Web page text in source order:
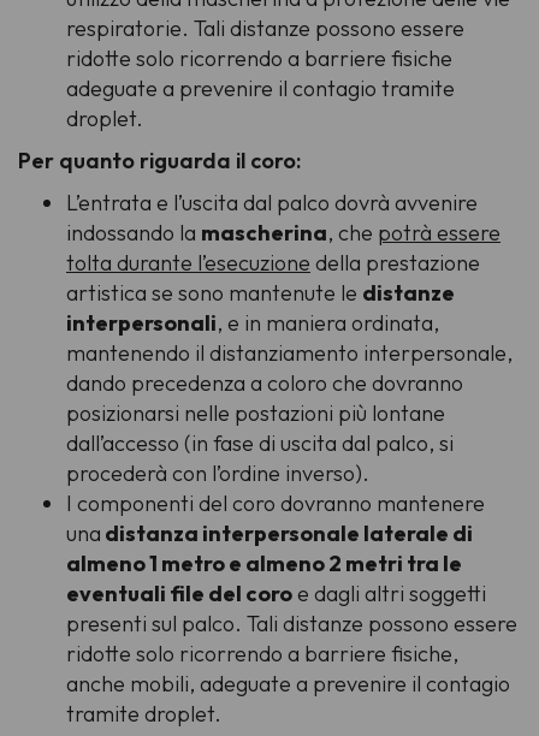
respiratorie. Tali distanze possono essere
ridotte solo ricorrendo a barriere fisiche
adeguate a prevenire il contagio tramite
droplet.
Per quanto riguarda il coro:
L’entrata e l’uscita dal palco dovrà avvenire
indossando la mascherina, che potrà essere
tolta durante l’esecuzione della prestazione
artistica se sono mantenute le distanze
interpersonali, e in maniera ordinata,
mantenendo il distanziamento interpersonale,
dando precedenza a coloro che dovranno
posizionarsi nelle postazioni più lontane
dall’accesso (in fase di uscita dal palco, si
procederà con l’ordine inverso).
I componenti del coro dovranno mantenere
una distanza interpersonale laterale di
almeno 1 metro e almeno 2 metri tra le
eventuali file del coroe dagli altri soggetti
presenti sul palco. Tali distanze possono essere
ridotte solo ricorrendo a barriere fisiche,
anche mobili, adeguate a prevenire il contagio
tramite droplet.